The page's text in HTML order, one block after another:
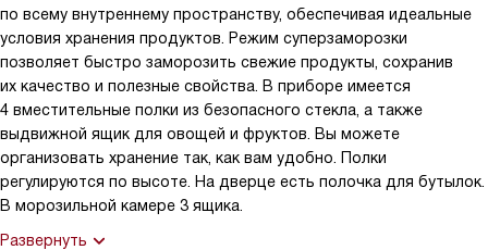
по всему внутреннему пространству, обеспечивая идеальные
условия хранения продуктов. Режим суперзаморозки
позволяет быстро заморозить свежие продукты, сохранив
их качество и полезные свойства. В приборе имеется
4 вместительные полки из безопасного стекла, а также
выдвижной ящик для овощей и фруктов. Вы можете
организовать хранение так, как вам удобно. Полки
регулируются по высоте. На дверце есть полочка для бутылок.
В морозильной камере 3 ящика.
Развернуть